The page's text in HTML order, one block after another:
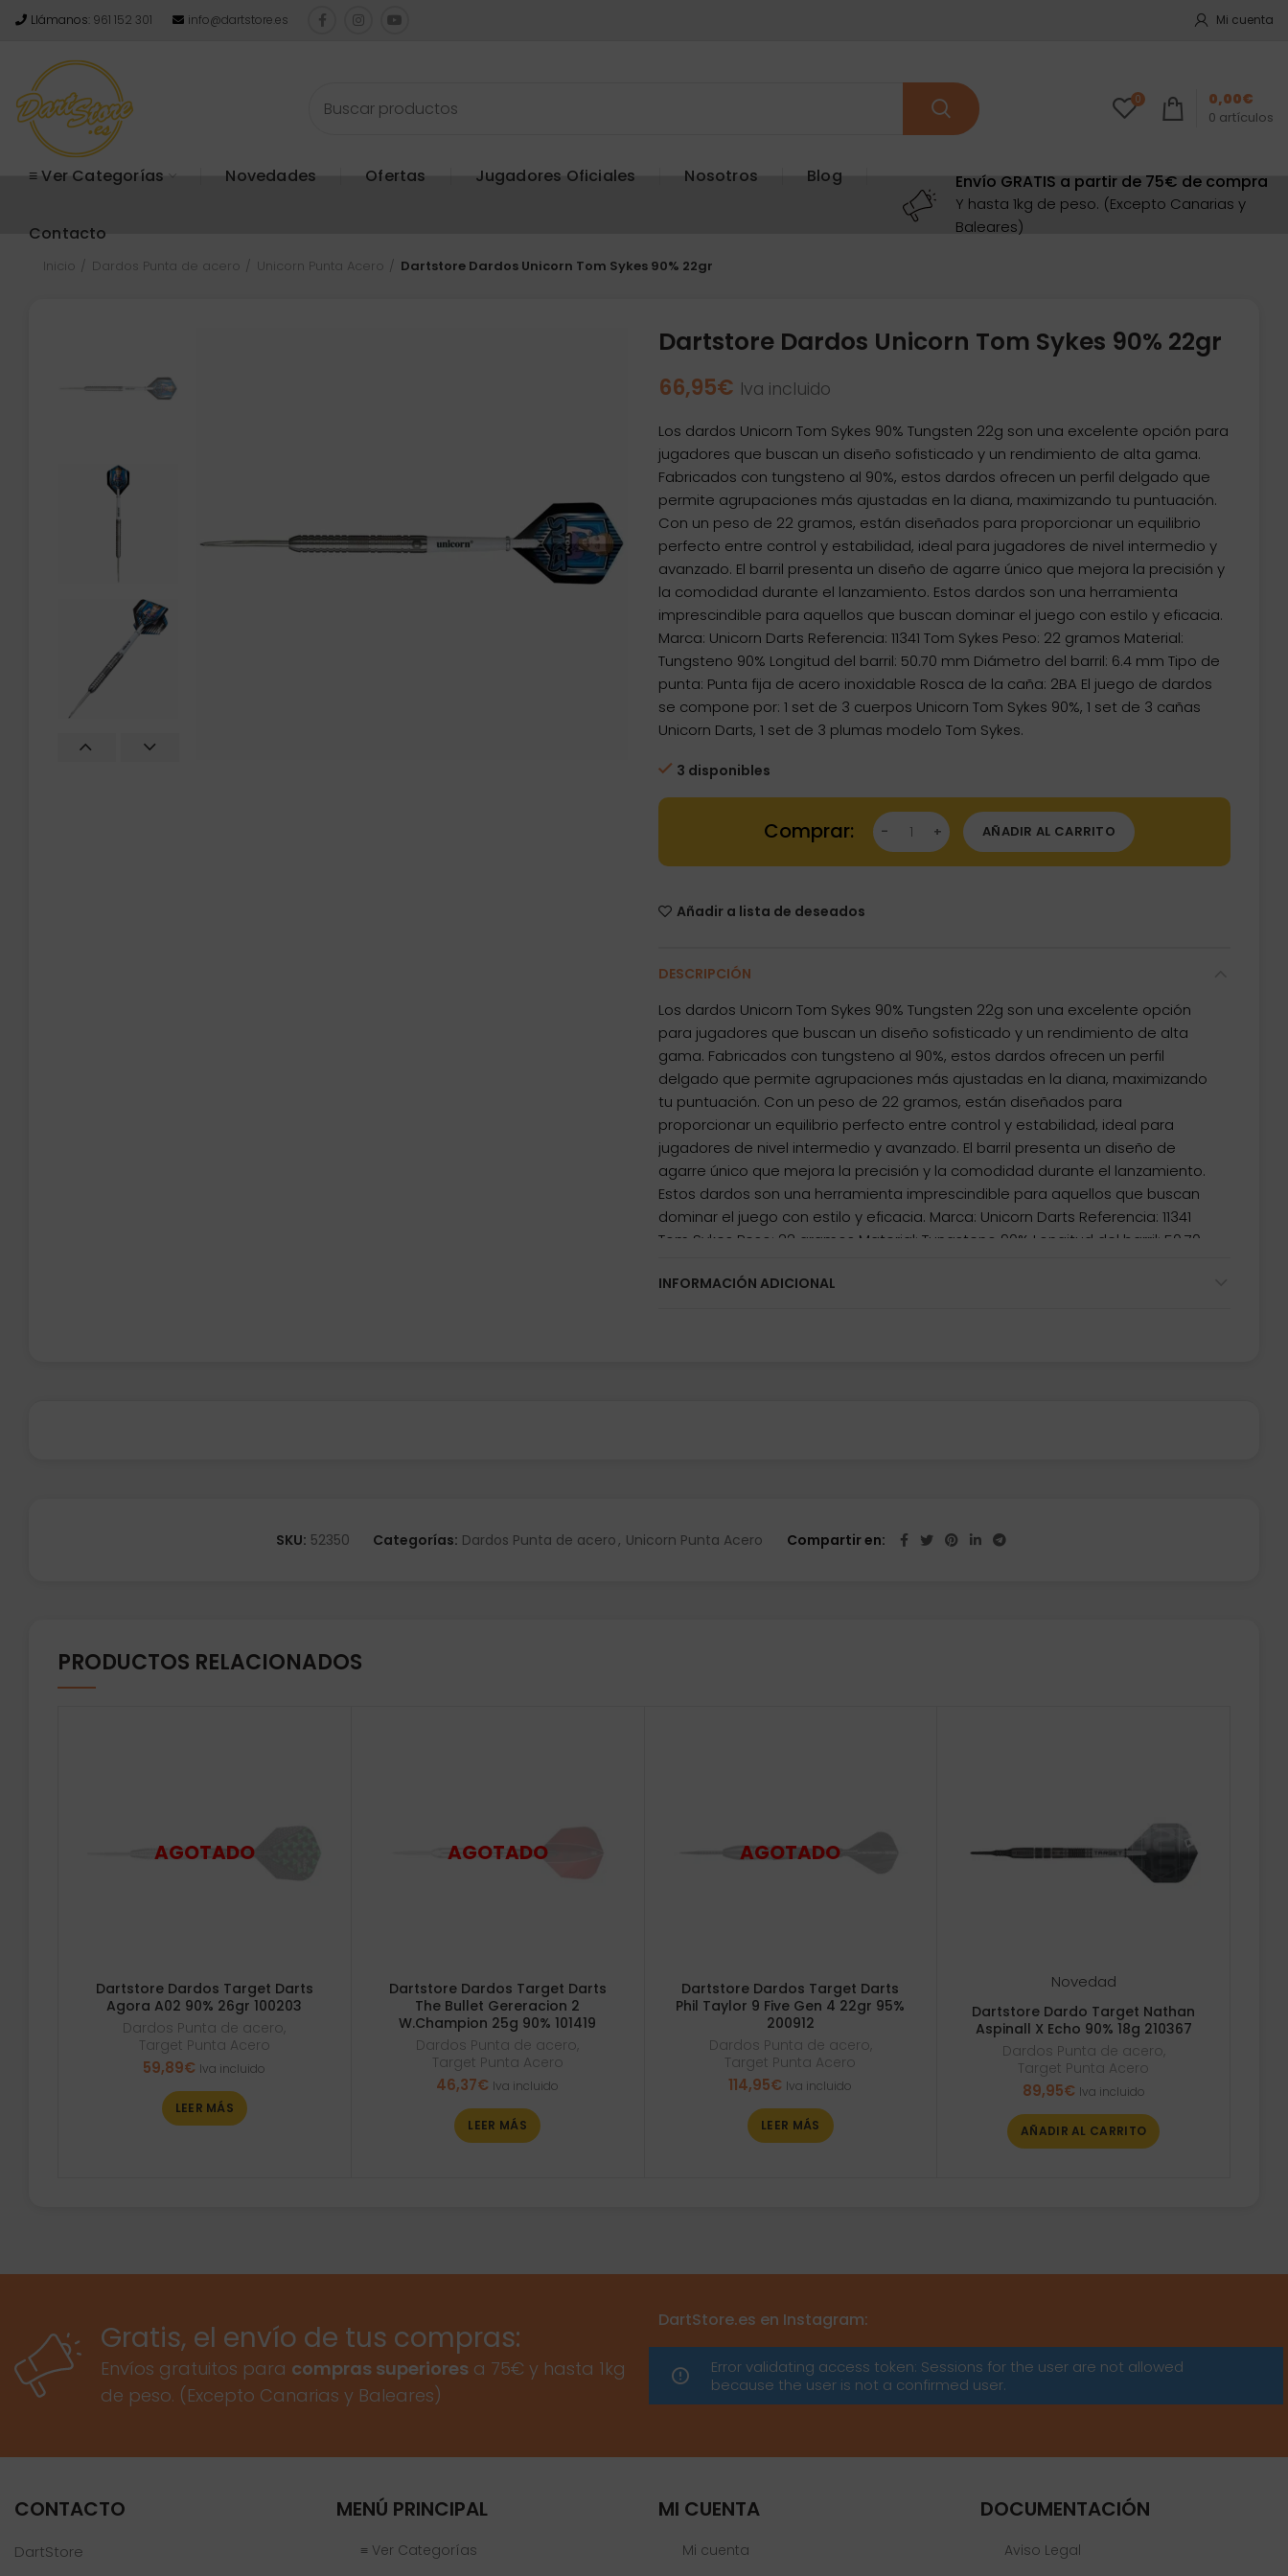
Llámanos: 961 152 301 info@dartstore.es Mi cuenta
0
0 artículos
0,00€
≡ Ver Categorías Novedades Ofertas Jugadores Oficiales Nosotros Blog
Contacto
Envío GRATIS a partir de 75€ de compra
Y hasta 1kg de peso. (Excepto Canarias y
Baleares)
Inicio Dardos Punta de acero Unicorn Punta Acero Dartstore Dardos Unicorn Tom Sykes 90% 22gr
Dartstore Dardos Unicorn Tom Sykes 90% 22gr
66,95€ Iva incluido
Los dardos Unicorn Tom Sykes 90% Tungsten 22g son una excelente opción para
jugadores que buscan un diseño sofisticado y un rendimiento de alta gama.
Fabricados con tungsteno al 90%, estos dardos ofrecen un perfil delgado que
permite agrupaciones más ajustadas en la diana, maximizando tu puntuación.
Con un peso de 22 gramos, están diseñados para proporcionar un equilibrio
perfecto entre control y estabilidad, ideal para jugadores de nivel intermedio y
avanzado. El barril presenta un diseño de agarre único que mejora la precisión y
la comodidad durante el lanzamiento. Estos dardos son una herramienta
imprescindible para aquellos que buscan dominar el juego con estilo y eficacia.
Marca: Unicorn Darts Referencia: 11341 Tom Sykes Peso: 22 gramos Material:
Tungsteno 90% Longitud del barril: 50.70 mm Diámetro del barril: 6.4 mm Tipo de
punta: Punta fija de acero inoxidable Rosca de la caña: 2BA El juego de dardos
se compone por: 1 set de 3 cuerpos Unicorn Tom Sykes 90%, 1 set de 3 cañas
Unicorn Darts, 1 set de 3 plumas modelo Tom Sykes.
3 disponibles
Dartstore Dardos Unicorn Tom Sykes 90% 22gr cantidad
AÑADIR AL CARRITO
Añadir a lista de deseados
DESCRIPCIÓN
Los dardos Unicorn Tom Sykes 90% Tungsten 22g son una excelente opción
para jugadores que buscan un diseño sofisticado y un rendimiento de alta
gama. Fabricados con tungsteno al 90%, estos dardos ofrecen un perfil
delgado que permite agrupaciones más ajustadas en la diana, maximizando
tu puntuación. Con un peso de 22 gramos, están diseñados para
proporcionar un equilibrio perfecto entre control y estabilidad, ideal para
jugadores de nivel intermedio y avanzado. El barril presenta un diseño de
agarre único que mejora la precisión y la comodidad durante el lanzamiento.
Estos dardos son una herramienta imprescindible para aquellos que buscan
dominar el juego con estilo y eficacia. Marca: Unicorn Darts Referencia: 11341
Tom Sykes Peso: 22 gramos Material: Tungsteno 90% Longitud del barril: 50.70
Rosca de la caña: 2BA El juego de dardos se compone por: 1 set de 3 cuerpos
INFORMACIÓN ADICIONAL
SKU: 52350 Categorías: Dardos Punta de acero, Unicorn Punta Acero Compartir en
PRODUCTOS RELACIONADOS
Dartstore Dardos Target Darts
Agora A02 90% 26gr 100203
Dardos Punta de acero,
Target Punta Acero
59,89€ Iva incluido
LEER MÁS
Dartstore Dardos Target Darts
The Bullet Gereracion 2
W.Champion 25g 90% 101419
Dardos Punta de acero,
Target Punta Acero
46,37€ Iva incluido
LEER MÁS
Dartstore Dardos Target Darts
Phil Taylor 9 Five Gen 4 22gr 95%
200912
Dardos Punta de acero,
Target Punta Acero
114,95€ Iva incluido
LEER MÁS
Novedad
Dartstore Dardo Target Nathan
Aspinall X Echo 90% 18g 210367
Dardos Punta de acero,
Target Punta Acero
89,95€ Iva incluido
AÑADIR AL CARRITO
Gratis, el envío de tus compras:
Envíos gratuitos para compras superiores a 75€ y hasta 1kg
de peso. (Excepto Canarias y Baleares)
DartStore.es en Instagram:
Error validating access token: Sessions for the user are not allowed
because the user is not a confirmed user.
CONTACTO
DartStore
MENÚ PRINCIPAL
≡ Ver Categorías
MI CUENTA
Mi cuenta
DOCUMENTACIÓN
Aviso Legal